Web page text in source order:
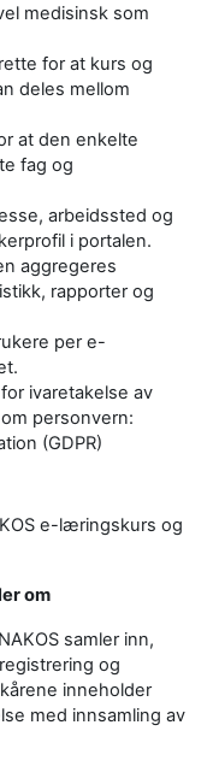
medisinsk som
for at kurs og
deles mellom
at den enkelte
fag og
arbeidssted og
i portalen.
aggregeres
rapporter og
per e-
ivaretakelse av
personvern:
(GDPR)
e-læringskurs og
om
samler inn,
og
inneholder
med innsamling av